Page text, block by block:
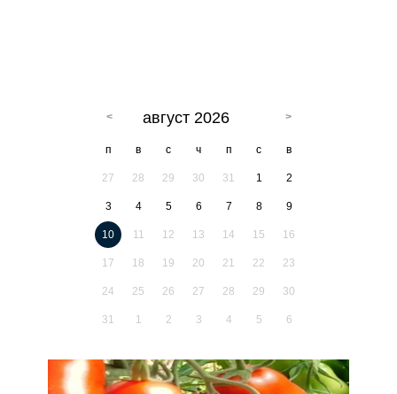
август 2026
п в с ч п с в
27 28 29 30 31 1 2
3 4 5 6 7 8 9
10 11 12 13 14 15 16
17 18 19 20 21 22 23
24 25 26 27 28 29 30
31 1 2 3 4 5 6